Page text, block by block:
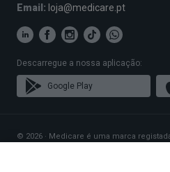
Email: loja@medicare.pt
Descarregue a nossa aplicação:
Google Play
© 2026 · Medicare é uma marca
sede social em Rua Rodrigues Sampaio